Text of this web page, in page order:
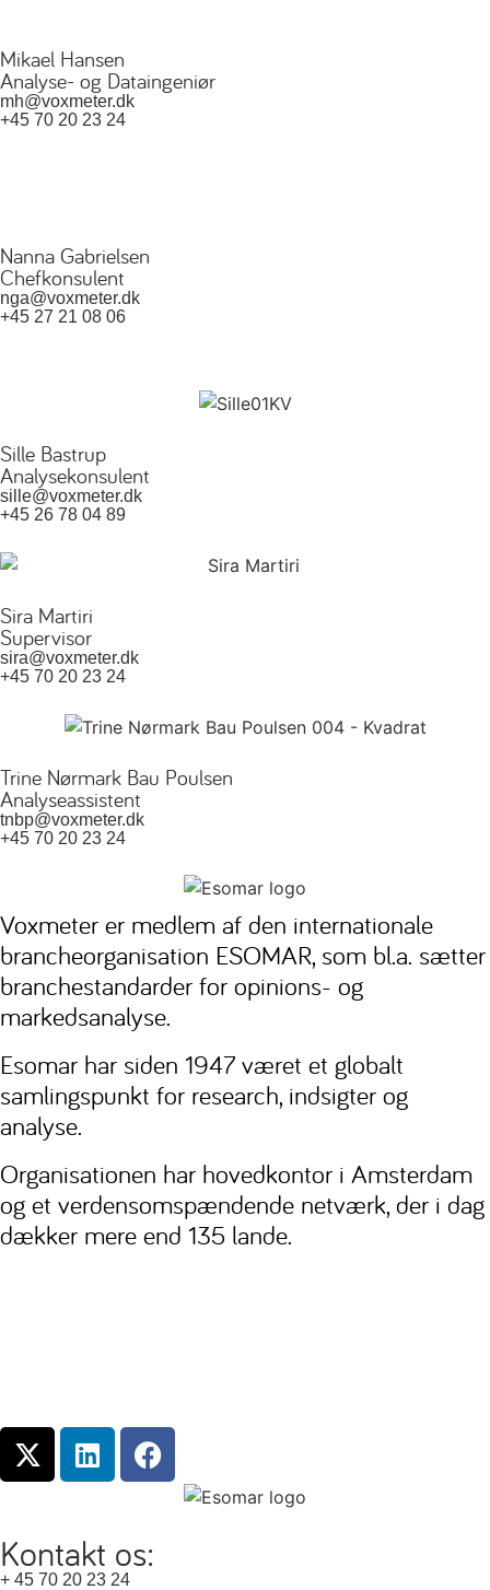
Mikael Hansen
Analyse- og Dataingeniør
mh@voxmeter.dk
+45 70 20 23 24
Nanna Gabrielsen
Chefkonsulent
nga@voxmeter.dk
+45 27 21 08 06
Sille Bastrup
Analysekonsulent
sille@voxmeter.dk
+45 26 78 04 89
Sira Martiri
Supervisor
sira@voxmeter.dk
+45 70 20 23 24
Trine Nørmark Bau Poulsen
Analyseassistent
tnbp@voxmeter.dk
+45 70 20 23 24
Voxmeter er medlem af den internationale
brancheorganisation ESOMAR, som bl.a. sætter
branchestandarder for opinions- og
markedsanalyse.
Esomar har siden 1947 været et globalt
samlingspunkt for research, indsigter og
analyse.
Organisationen har hovedkontor i Amsterdam
og et verdensomspændende netværk, der i dag
dækker mere end 135 lande.
Kontakt os:
+ 45 70 20 23 24